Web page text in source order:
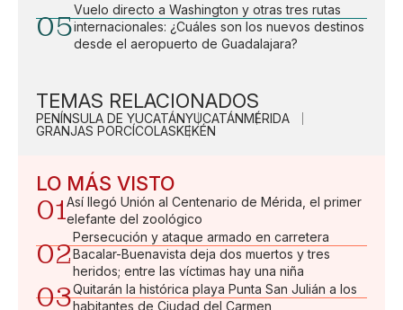
05
Vuelo directo a Washington y otras tres rutas
internacionales: ¿Cuáles son los nuevos destinos
desde el aeropuerto de Guadalajara?
TEMAS RELACIONADOS
PENÍNSULA DE YUCATÁNYUCATÁNMÉRIDA
GRANJAS PORCÍCOLASKEKÉN
LO MÁS VISTO
01Así llegó Unión al Centenario de Mérida, el primer
elefante del zoológico
02
Persecución y ataque armado en carretera
Bacalar-Buenavista deja dos muertos y tres
heridos; entre las víctimas hay una niña
03Quitarán la histórica playa Punta San Julián a los
habitantes de Ciudad del Carmen